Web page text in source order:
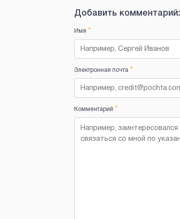
Добавить комментарий:
Имя *
Электронная почта*
Комментарий *